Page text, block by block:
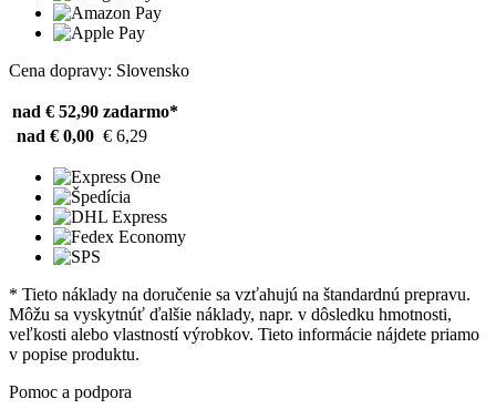
Cena dopravy: Slovensko
nad € 52,90 zadarmo*
nad € 0,00 € 6,29
* Tieto náklady na doručenie sa vzťahujú na štandardnú prepravu.
Môžu sa vyskytnúť ďalšie náklady, napr. v dôsledku hmotnosti,
veľkosti alebo vlastností výrobkov. Tieto informácie nájdete priamo
v popise produktu.
Pomoc a podpora